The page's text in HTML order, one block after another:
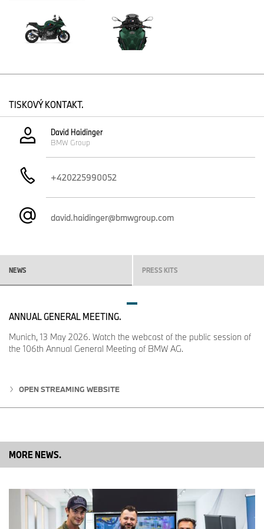
lze kombinovat se sníženým podvozkem.
Ride Pro: Nové barevné provedení zelený metalický lak
Sage Green. Matná bílá barva White Aluminium se z
BMW R 1300 GS.
Volitelná výbava: Přizpůsobený paket Innovation. Adaptivní
režimy světla jsou součástí paketu Innovation a individuální
volitelné výbavy.
Základní: Nový nemetalický červený lak Racingred.
Nemetalický bílý lak Lightwhite se z nabídky vyřazuje.
Option 719 „Biscaya“: Nová barevná kombinace modrý
Aluminium. Option 719 „Tramuntana“ Aurelius Green se z
BMW R 12 nineT.
Nové barevné provedení modrý metalický lak Imperial Blue.
Zelená San Remo Green se z nabídky vyřazuje.
BMW R 12.
Volitelná výbava: M Lehká baterie (kromě Brazílie).
Option 719: Černý světlomet nahrazuje stříbrný.
metalický lak Meteoric Dust II. Option 719 stříbrný metalický
lak „Thorium“ Avus Silver se z nabídky vyřazuje.
TISKOVÝ KONTAKT.
David Haidinger
BMW Group
+420225990052
david.haidinger@bmwgroup.com
NEWS PRESS KITS
ANNUAL GENERAL MEETING.
Munich, 13 May 2026. Watch the webcast of the public session of
the 106th Annual General Meeting of BMW AG.
OPEN STREAMING WEBSITE
MORE NEWS.